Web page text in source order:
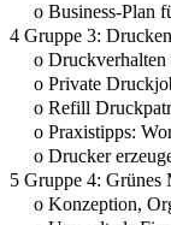
o Business-Plan
4 Gruppe 3:
o
o Private
o Refill
o Praxistipps:
o Drucker
5 Gruppe 4: Grünes
o Konzeption,